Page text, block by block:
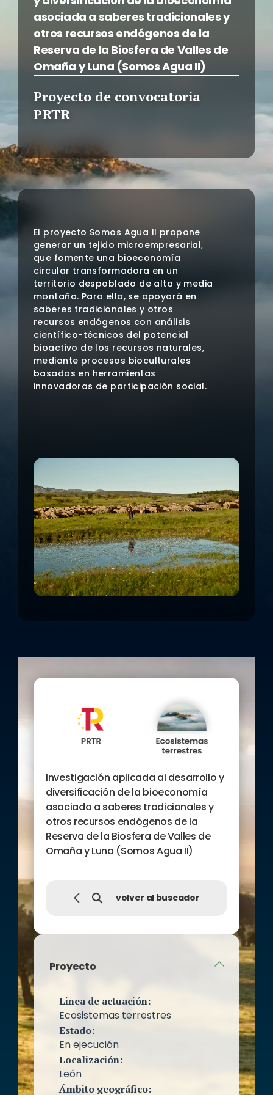
asociada a saberes tradicionales y
otros recursos endógenos de la
Reserva de la Biosfera de Valles de
Omaña y Luna (Somos Agua II)
Proyecto de convocatoria
PRTR
El proyecto Somos Agua II propone
generar un tejido microempresarial,
que fomente una bioeconomía
circular transformadora en un
territorio despoblado de alta y media
montaña. Para ello, se apoyará en
saberes tradicionales y otros
recursos endógenos con análisis
científico-técnicos del potencial
bioactivo de los recursos naturales,
mediante procesos bioculturales
basados en herramientas
innovadoras de participación social.
Proyecto
Linea de actuación:
Ecosistemas terrestres
Estado:
En ejecución
Localización:
León
Ámbito geográfico:
Investigación aplicada al desarrollo y
diversificación de la bioeconomía
asociada a saberes tradicionales y
otros recursos endógenos de la
Reserva de la Biosfera de Valles de
Omaña y Luna (Somos Agua II)
volver al buscador